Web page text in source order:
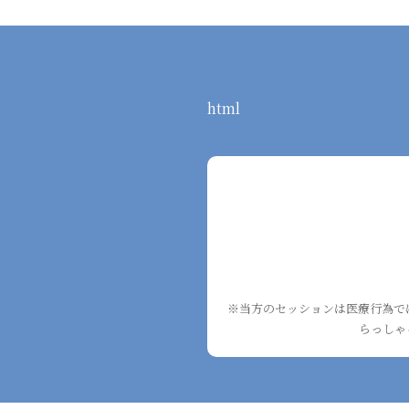
html
※当方のセッションは医療行為
らっし